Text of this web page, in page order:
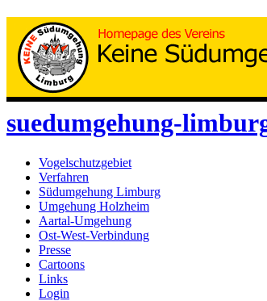
suedumgehung-
Vogelschutzgebiet
Verfahren
Südumgehung Limburg
Umgehung Holzheim
Aartal-Umgehung
Ost-West-Verbindung
Presse
Cartoons
Links
Login